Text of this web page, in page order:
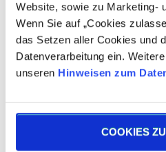
Website, sowie zu Marketing-
Wenn Sie auf „Cookies
das Setzen aller Cookies und
Datenverarbeitung ein.
unseren Hinweisen zum
COOKIES
Lassen Sie sich
Sie haben Fragen zu
Leistungen und
Beratung für Ihre
Kostenlose Beratung